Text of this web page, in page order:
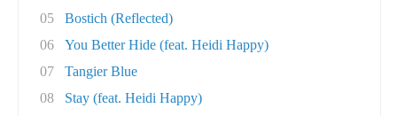
05
Bostich (Reflected)
06
You Better Hide (feat. Heidi Happy)
07
Tangier Blue
08
Stay (feat. Heidi Happy)